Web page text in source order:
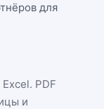
для
Excel. PDF
и